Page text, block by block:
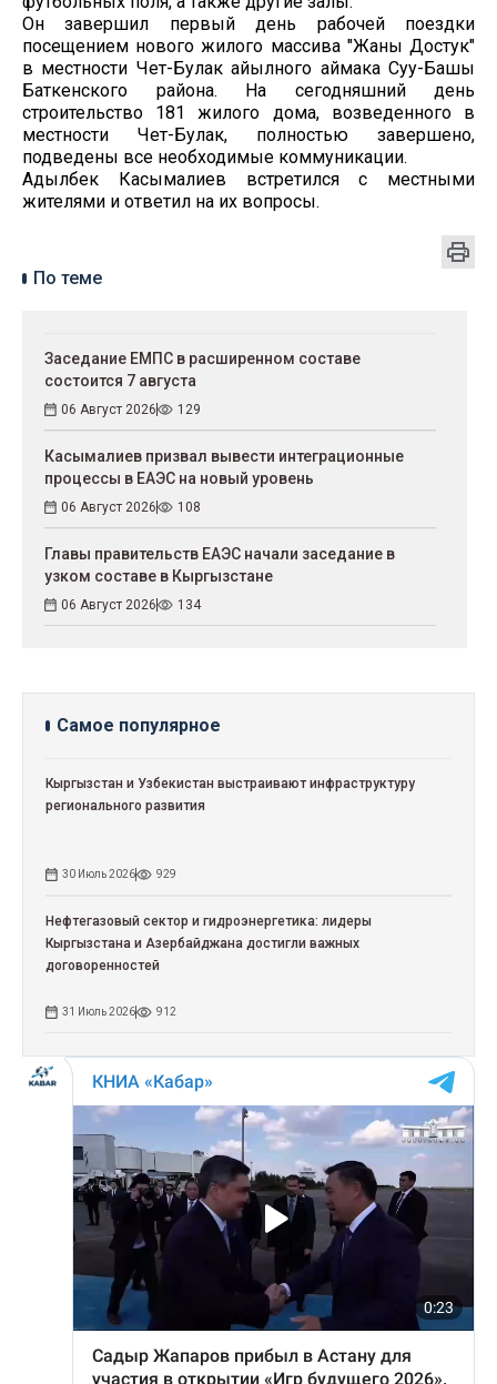
Он завершил первый день рабочей поездки
посещением нового жилого массива "Жаны Достук"
в местности Чет-Булак айылного аймака Суу-Башы
Баткенского района. На сегодняшний день
строительство 181 жилого дома, возведенного в
местности Чет-Булак, полностью завершено,
подведены все необходимые коммуникации.
Адылбек Касымалиев встретился с местными
жителями и ответил на их вопросы.
По теме
Заседание ЕМПС в расширенном составе
состоится 7 августа
06 Август 2026 129
Касымалиев призвал вывести интеграционные
процессы в ЕАЭС на новый уровень
06 Август 2026 108
Главы правительств ЕАЭС начали заседание в
узком составе в Кыргызстане
06 Август 2026 134
Самое популярное
Кыргызстан и Узбекистан выстраивают инфраструктуру
регионального развития
30 Июль 2026 929
Нефтегазовый сектор и гидроэнергетика: лидеры
Кыргызстана и Азербайджана достигли важных
договоренностей
31 Июль 2026 912